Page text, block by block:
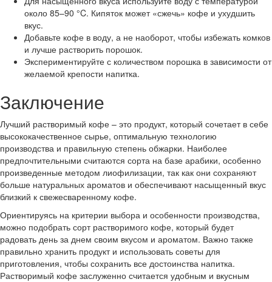
около 85–90 °C. Кипяток может «сжечь» кофе и ухудшить
вкус.
Добавьте кофе в воду, а не наоборот, чтобы избежать комков
и лучше растворить порошок.
Экспериментируйте с количеством порошка в зависимости от
желаемой крепости напитка.
Заключение
Лучший растворимый кофе – это продукт, который сочетает в себе
высококачественное сырье, оптимальную технологию
производства и правильную степень обжарки. Наиболее
предпочтительными считаются сорта на базе арабики, особенно
произведенные методом лиофилизации, так как они сохраняют
больше натуральных ароматов и обеспечивают насыщенный вкус
близкий к свежесваренному кофе.
Ориентируясь на критерии выбора и особенности производства,
можно подобрать сорт растворимого кофе, который будет
радовать день за днем своим вкусом и ароматом. Важно также
правильно хранить продукт и использовать советы для
приготовления, чтобы сохранить все достоинства напитка.
Растворимый кофе заслуженно считается удобным и вкусным